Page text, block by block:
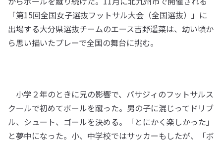
「第15回全国女子選抜フットサル大会（全国選抜）」に
出場する大分県選抜チームのエース吉野遥菜は、幼い頃か
ら思い描いたプレーで全国の舞台に挑む。
小学２年のときに兄の影響で、バサジィのフットサルス
クールで初めてボールを蹴った。男の子に混じってドリブ
ル、シュート、ゴールを決める。「とにかく楽しかった」
と夢中になった。小、中学校ではサッカーもしたが、「ボ